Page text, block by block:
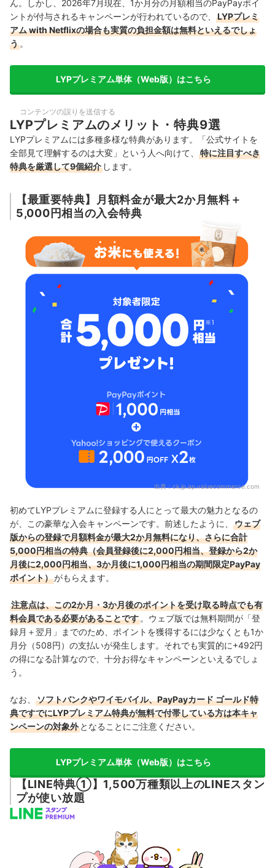
ん。しかし、2026年7月現在、1か月分の月額相当のPayPayポイ
ントが付与されるキャンペーンが行われているので、
LYPプレミ
アム with Netflixの場合も実質の負担金額は無料といえるでしょ
う 。
LYPプレミアム単体（Web版）はこちら
コンテンツの誤りを送信する
LYPプレミアムのメリット・特典9選
LYPプレミアムには多種多様な特典があります。「公式サイトを
全部見て理解するのは大変」という人へ向けて、
特に注目すべき
特典を厳選して9個紹介 します。
【最重要特典】月額料金が最大2か月無料＋
5,000円相当の入会特典
出典：ck.jp.ap.valuecommerce.com
初めてLYPプレミアムに登録する人にとって最大の魅力となるの
が、この豪華な入会キャンペーンです。前述したように、
ウェブ
版からの登録で月額料金が最大2か月無料になり、さらに合計
5,000円相当の特典（会員登録後に2,000円相当、登録から2か
月後に2,000円相当、3か月後に1,000円相当の期間限定PayPay
ポイント）がもらえます。
注意点は、この2か月・3か月後のポイントを受け取る時点でも有
料会員である必要があることです。ウェブ版では無料期間が「登
録月＋翌月」までのため、ポイントを獲得するには少なくとも1か
月分（508円）の支払いが発生します。それでも実質的に+492円
の得になる計算なので、十分お得なキャンペーンといえるでしょ
う。
なお、
ソフトバンクやワイモバイル、PayPayカード ゴールド特
典ですでにLYPプレミアム特典が無料で付帯している方は本キャ
ンペーンの対象外 となることにご注意ください。
LYPプレミアム単体（Web版）はこちら
【LINE特典①】1,500万種類以上のLINEスタン
プが使い放題